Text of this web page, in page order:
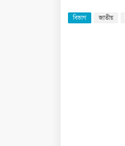
বিভাগ জাতীয়